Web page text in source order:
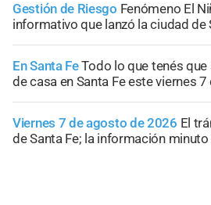
Gestión de Riesgo Fenómeno El
informativo que lanzó la ciudad de
En Santa FeTodo lo que tenés
de casa en Santa Fe este viernes
Viernes 7 de agosto de 2026 El
de Santa Fe; la información